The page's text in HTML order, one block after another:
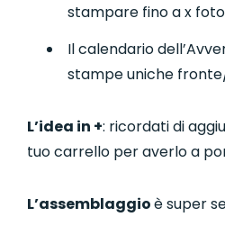
stampare fino a x
Il calendario
stampe uniche
L’idea in +: ricordati di
tuo carrello per averlo a
L’assemblaggioè super